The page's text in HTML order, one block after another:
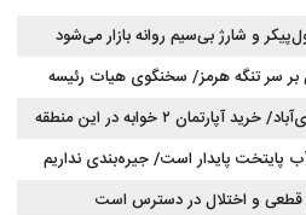
بر سر تنگه هرمز/ سخنگوی هیات رئیسه
دریایی در تنگه، در آستانه نهایی شدن
لیست قیمت خرید مسکن در نازی‌آباد/ خرید آپارتمان ۲ خوابه در این منطقه
۱۴۰۵ پایدار است/ جیره‌بندی نداریم
قطعی و اختلال در دسترس است